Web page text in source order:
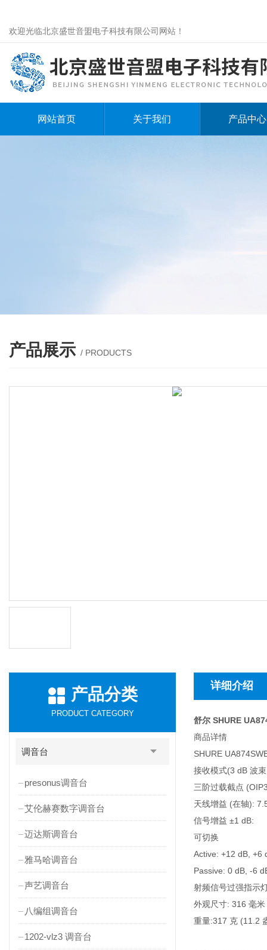
欢迎光临北京盛世音盟电子科技有限公司网站！
网站首页 关于我们 产品中心
产品展示 / PRODUCTS
产品分类
PRODUCT CATEGORY
调音台
presonus调音台
艾伦赫赛数字调音台
迈达斯调音台
雅马哈调音台
声艺调音台
八编组调音台
1202-vlz3 调音台
详细介绍
舒尔 SHURE
商品详情
SHURE
接收模式(3 dB 波
三阶过载截点
天线增益 (在轴):
信号增益 ±1 dB:
可切换
Active: +12 dB, +6
Passive: 0 dB, -6
射频信号过强指示
外观尺寸: 316 毫
重量:317 克 (11.2